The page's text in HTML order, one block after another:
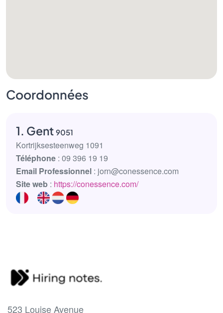
Coordonnées
1. Gent 9051
Kortrijksesteenweg 1091
Téléphone : 09 396 19 19
Email Professionnel : jorn@conessence.com
Site web : https://conessence.com/
523 Louise Avenue